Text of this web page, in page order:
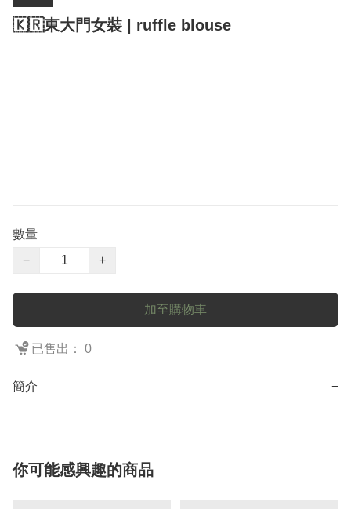
🇰🇷東大門女裝 | ruffle blouse
數量
−
+
加至購物車
已售出： 0
簡介 −
你可能感興趣的商品